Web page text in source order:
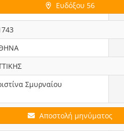
Ευδόξου 56
Σμυρναίου
Αποστολή μηνύματος